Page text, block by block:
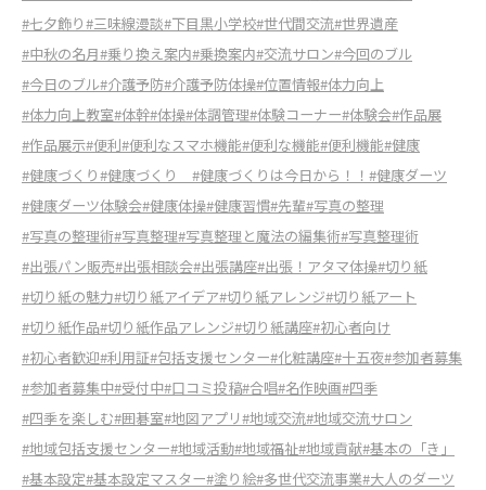
#七夕飾り#三味線漫談#下目黒小学校#世代間交流#世界遺産
#中秋の名月#乗り換え案内#乗換案内#交流サロン#今回のブル
#今日のブル#介護予防#介護予防体操#位置情報#体力向上
#体力向上教室#体幹#体操#体調管理#体験コーナー#体験会#作品展
#作品展示#便利#便利なスマホ機能#便利な機能#便利機能#健康
#健康づくり#健康づくり #健康づくりは今日から！！ #健康ダーツ
#健康ダーツ体験会#健康体操#健康習慣#先輩#写真の整理
#写真の整理術#写真整理#写真整理と魔法の編集術#写真整理術
#出張パン販売#出張相談会#出張講座#出張！アタマ体操#切り紙
#切り紙の魅力#切り紙アイデア#切り紙アレンジ#切り紙アート
#切り紙作品#切り紙作品アレンジ#切り紙講座#初心者向け
#初心者歓迎#利用証#包括支援センター#化粧講座#十五夜#参加者募集
#参加者募集中#受付中#口コミ投稿#合唱#名作映画#四季
#四季を楽しむ#囲碁室#地図アプリ#地域交流#地域交流サロン
#地域包括支援センター#地域活動#地域福祉#地域貢献#基本の「き」
#基本設定#基本設定マスター#塗り絵#多世代交流事業#大人のダーツ